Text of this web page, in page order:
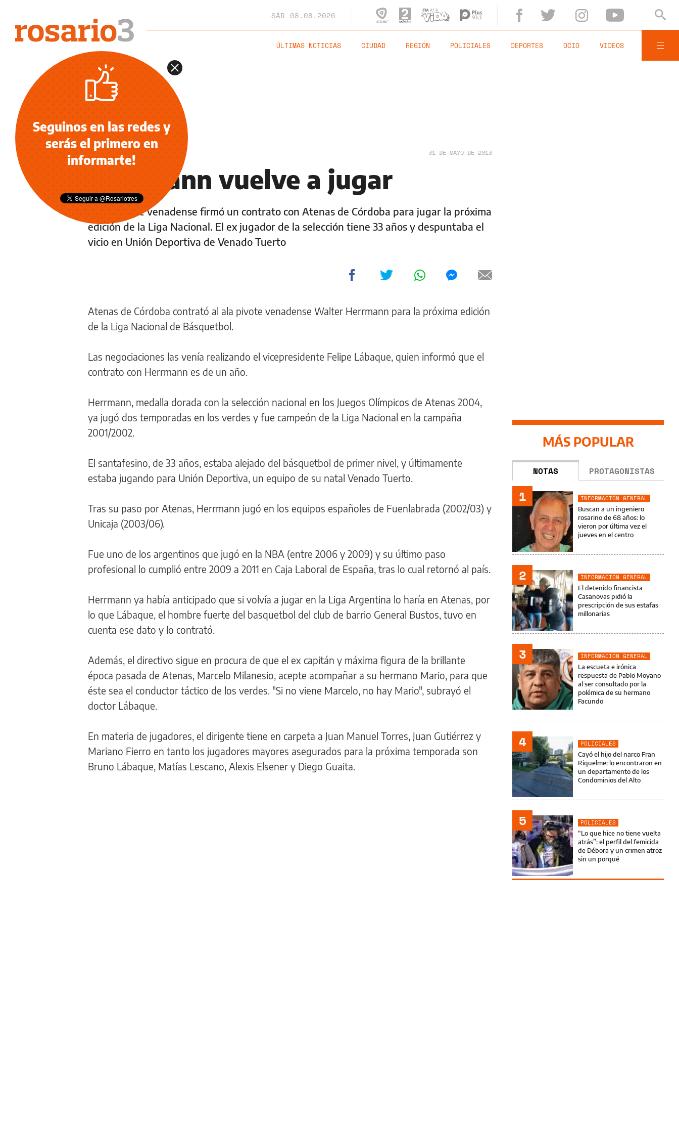
SÁB 08.08.2026
ÚLTIMAS NOTICIAS CIUDAD REGIÓN POLICIALES DEPORTES OCIO VIDEOS
NOTICIAS 31 DE MAYO DE 2013
Herrmann vuelve a jugar
El ala pivote venadense firmó un contrato con Atenas de Córdoba para jugar la próxima
edición de la Liga Nacional. El ex jugador de la selección tiene 33 años y despuntaba el
vicio en Unión Deportiva de Venado Tuerto
Atenas de Córdoba contrató al ala pivote venadense Walter Herrmann para la próxima edición
de la Liga Nacional de Básquetbol.
Las negociaciones las venía realizando el vicepresidente Felipe Lábaque, quien informó que el
contrato con Herrmann es de un año.
Herrmann, medalla dorada con la selección nacional en los Juegos Olímpicos de Atenas 2004,
ya jugó dos temporadas en los verdes y fue campeón de la Liga Nacional en la campaña
2001/2002.
El santafesino, de 33 años, estaba alejado del básquetbol de primer nivel, y últimamente
estaba jugando para Unión Deportiva, un equipo de su natal Venado Tuerto.
Tras su paso por Atenas, Herrmann jugó en los equipos españoles de Fuenlabrada (2002/03) y
Unicaja (2003/06).
Fue uno de los argentinos que jugó en la NBA (entre 2006 y 2009) y su último paso
profesional lo cumplió entre 2009 a 2011 en Caja Laboral de España, tras lo cual retornó al país.
Herrmann ya había anticipado que si volvía a jugar en la Liga Argentina lo haría en Atenas, por
lo que Lábaque, el hombre fuerte del basquetbol del club de barrio General Bustos, tuvo en
cuenta ese dato y lo contrató.
Además, el directivo sigue en procura de que el ex capitán y máxima figura de la brillante
época pasada de Atenas, Marcelo Milanesio, acepte acompañar a su hermano Mario, para que
éste sea el conductor táctico de los verdes. "Si no viene Marcelo, no hay Mario", subrayó el
doctor Lábaque.
En materia de jugadores, el dirigente tiene en carpeta a Juan Manuel Torres, Juan Gutiérrez y
Mariano Fierro en tanto los jugadores mayores asegurados para la próxima temporada son
Bruno Lábaque, Matías Lescano, Alexis Elsener y Diego Guaita.
MÁS POPULAR
NOTAS PROTAGONISTAS
1
INFORMACIÓN GENERAL
Buscan a un ingeniero
rosarino de 68 años: lo
vieron por última vez el
jueves en el centro
2
INFORMACIÓN GENERAL
El detenido financista
Casanovas pidió la
prescripción de sus estafas
millonarias
3
INFORMACIÓN GENERAL
La escueta e irónica
respuesta de Pablo Moyano
al ser consultado por la
polémica de su hermano
Facundo
4
POLICIALES
Cayó el hijo del narco Fran
Riquelme: lo encontraron en
un departamento de los
Condominios del Alto
5
POLICIALES
“Lo que hice no tiene vuelta
atrás”: el perfil del femicida
de Débora y un crimen atroz
sin un porqué
Seguinos en las redes y
serás el primero en
informarte!